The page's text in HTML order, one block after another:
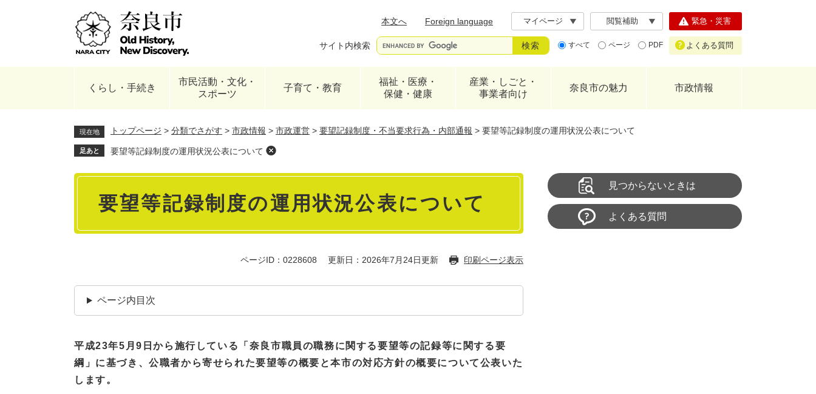
本文へ
Foreign language マイページ 閲覧補助
サイト内検索 すべて ページ PDF
緊急・災害
よくある質問
くらし・手続き
市民活動・文化・
スポーツ
子育て・教育
福祉・医療・
保健・健康
産業・しごと・
事業者向け
奈良市の魅力 市政情報
現在地 トップページ > 分類でさがす > 市政情報 > 市政運営 > 要望記録制度・不当要求行為・内部通報 > 要望等記録制度の運用状況公表について
足あと 要望等記録制度の運用状況公表について
本
要望等記録制度の運用状況公表について
ページID：0228608 更新日：2026年7月24日更新 印刷ページ表示
ページ内目次
平成23年5月9日から施行している
「奈良市職員の職務に関する要望等の記録等に関する要
綱」に基づき、公職者から寄せられた要望等の概要と本市の対応方針の概要について公表いた
します。
見つからないときは
よくある質問